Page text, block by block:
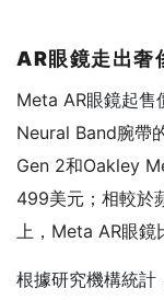
AR眼鏡走出奢
Meta AR眼鏡起
Neural Band腕帶
Gen 2和Oakley
499美元；相較於
上，Meta AR眼鏡
根據研究機構統